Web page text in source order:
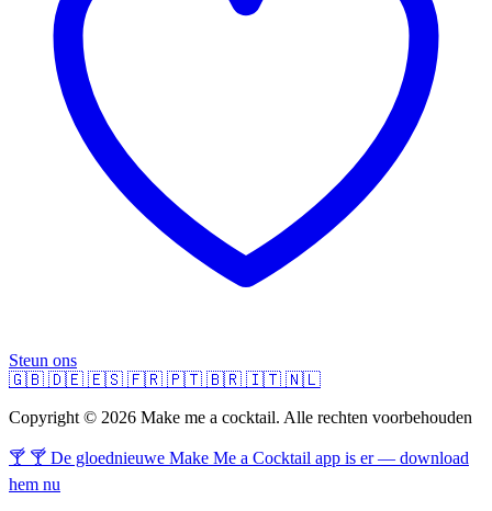
Steun ons
🇬🇧 🇩🇪 🇪🇸 🇫🇷 🇵🇹 🇧🇷 🇮🇹 🇳🇱
Copyright © 2026 Make me a cocktail. Alle rechten voorbehouden
🍸 🍸 De gloednieuwe Make Me a Cocktail app is er — download
hem nu